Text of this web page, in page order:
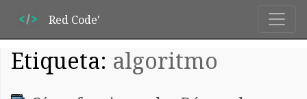
Red Code'
Etiqueta: algoritmo